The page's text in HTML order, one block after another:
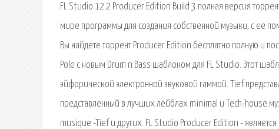
FL Studio 12.2 Producer Edition Build 3 полная версия
мире программы для создания собственной музыки, с её
Вы найдете торрент Producer Edition бесплатно полную
Pole с новым Drum n Bass шаблоном для FL Studio. Этот
эйфорической электронной звуковой гаммой. Tief
представленный в лучших лейблах minimal и Tech-house
musique -Tief и других. FL Studio Producer Edition -